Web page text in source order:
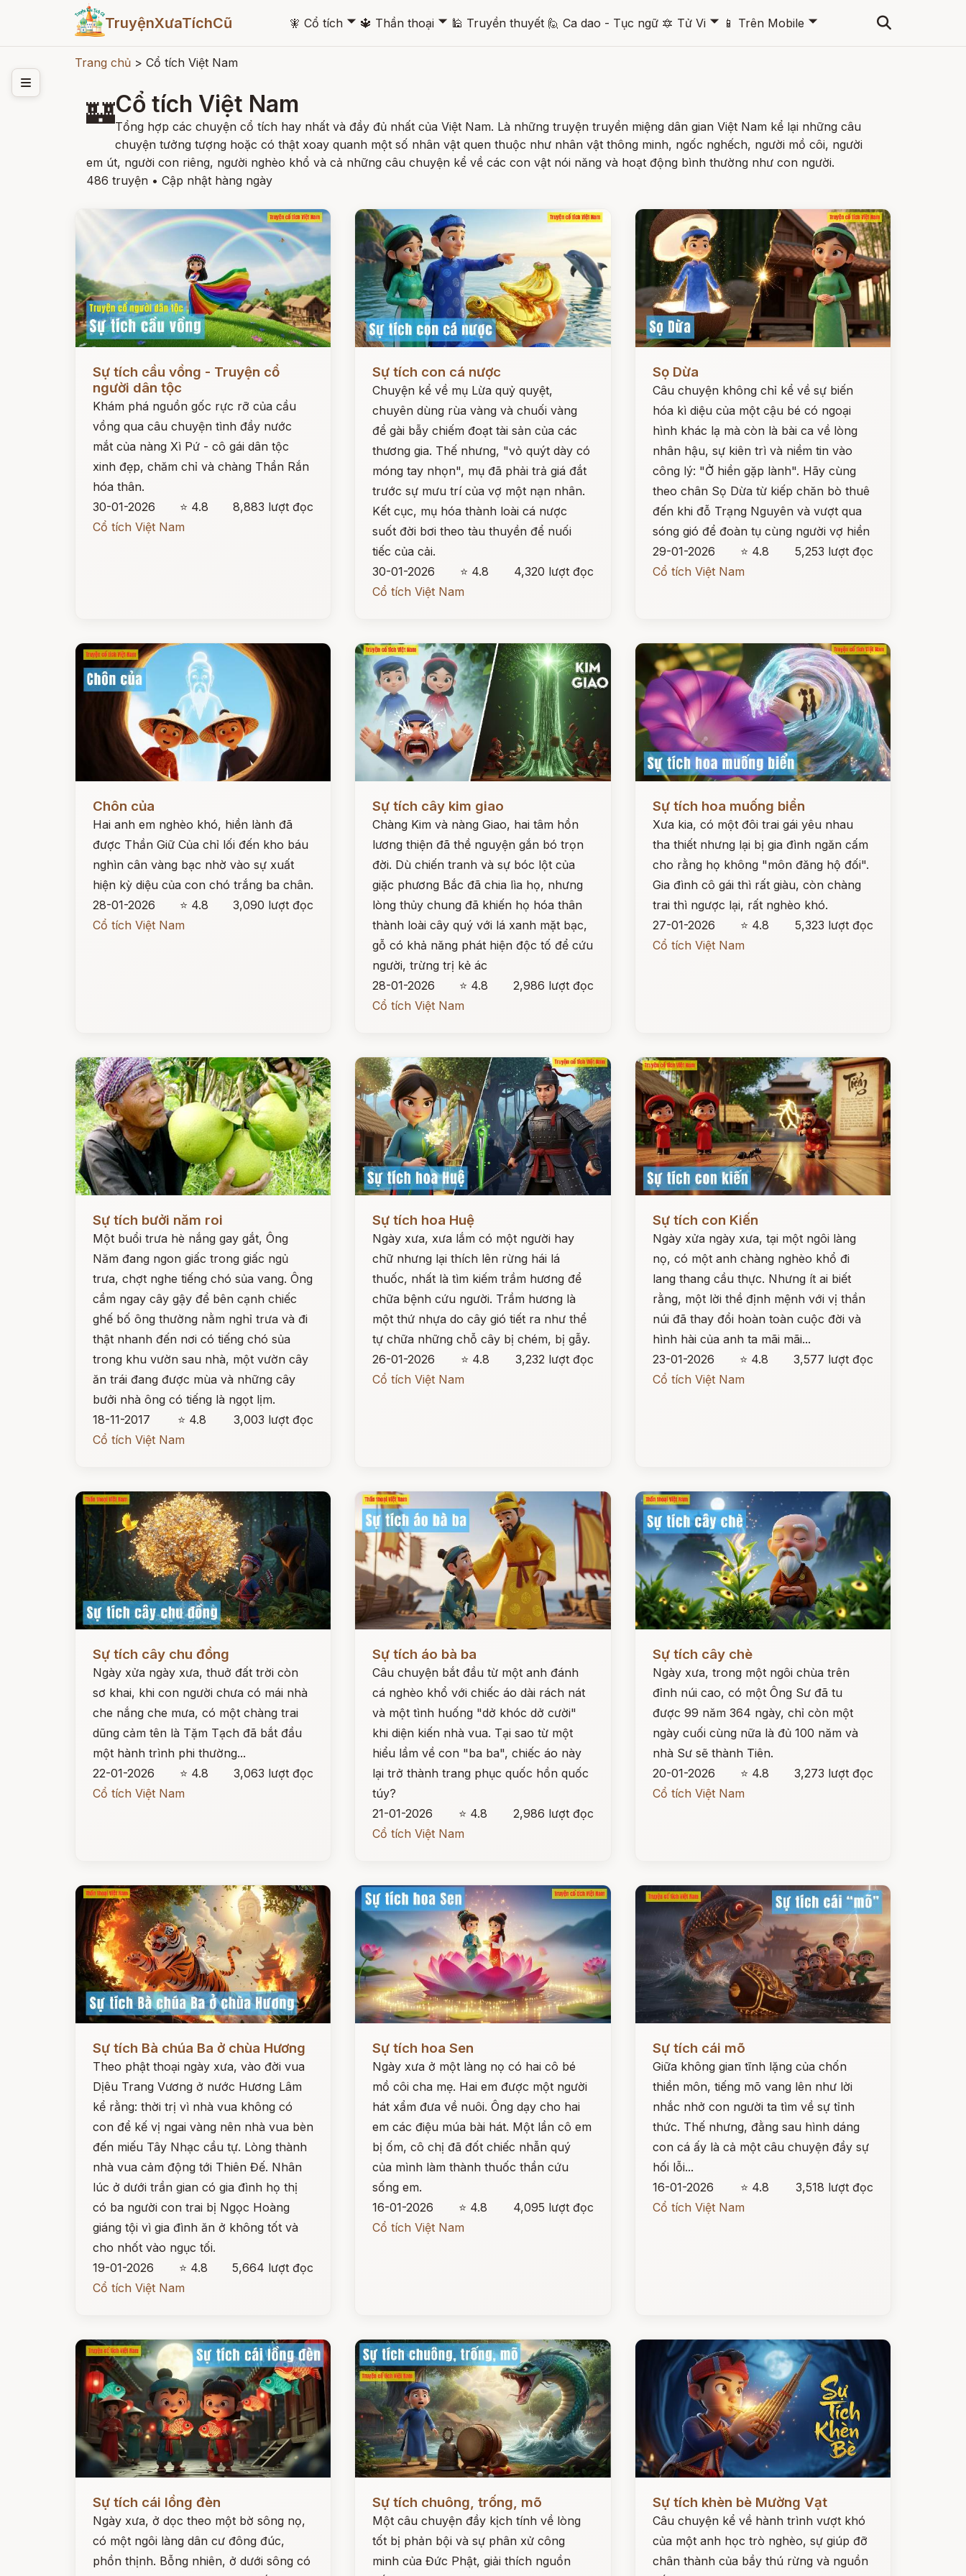
TruyệnXưaTíchCũ 🧚 Cổ tích 🞃 🔱 Thần thoại 🞃 🕌 Truyền thuyết 🙋 Ca dao - Tục ngữ 🔯 Tử Vi 🞃 📱 Trên Mobile 🞃
Trang chủ > Cổ tích Việt Nam
🏰Cổ tích Việt Nam
Tổng hợp các chuyện cổ tích hay nhất và đầy đủ nhất của Việt Nam. Là những truyện truyền miệng dân gian Việt Nam kể lại những câu
chuyện tưởng tượng hoặc có thật xoay quanh một số nhân vật quen thuộc như nhân vật thông minh, ngốc nghếch, người mồ côi, người
em út, người con riêng, người nghèo khổ và cả những câu chuyện kể về các con vật nói năng và hoạt động bình thường như con người.
486 truyện • Cập nhật hàng ngày
Sự tích cầu vồng - Truyện cổ
người dân tộc
Khám phá nguồn gốc rực rỡ của cầu
vồng qua câu chuyện tình đầy nước
mắt của nàng Xì Pứ - cô gái dân tộc
xinh đẹp, chăm chỉ và chàng Thần Rắn
hóa thân.
30-01-2026
⭐ 4.8
8,883 lượt đọc
Cổ tích Việt Nam
Sự tích con cá nược
Chuyện kể về mụ Lừa quỷ quyệt,
chuyên dùng rùa vàng và chuối vàng
để gài bẫy chiếm đoạt tài sản của các
thương gia. Thế nhưng, "vỏ quýt dày có
móng tay nhọn", mụ đã phải trả giá đắt
trước sự mưu trí của vợ một nạn nhân.
Kết cục, mụ hóa thành loài cá nược
suốt đời bơi theo tàu thuyền để nuối
tiếc của cải.
30-01-2026
⭐ 4.8
4,320 lượt đọc
Cổ tích Việt Nam
Sọ Dừa
Câu chuyện không chỉ kể về sự biến
hóa kì diệu của một cậu bé có ngoại
hình khác lạ mà còn là bài ca về lòng
nhân hậu, sự kiên trì và niềm tin vào
công lý: "Ở hiền gặp lành". Hãy cùng
theo chân Sọ Dừa từ kiếp chăn bò thuê
đến khi đỗ Trạng Nguyên và vượt qua
sóng gió để đoàn tụ cùng người vợ hiền
29-01-2026
⭐ 4.8
5,253 lượt đọc
Cổ tích Việt Nam
Chôn của
Hai anh em nghèo khó, hiền lành đã
được Thần Giữ Của chỉ lối đến kho báu
nghìn cân vàng bạc nhờ vào sự xuất
hiện kỳ diệu của con chó trắng ba chân.
28-01-2026
⭐ 4.8
3,090 lượt đọc
Cổ tích Việt Nam
Sự tích cây kim giao
Chàng Kim và nàng Giao, hai tâm hồn
lương thiện đã thề nguyện gắn bó trọn
đời. Dù chiến tranh và sự bóc lột của
giặc phương Bắc đã chia lìa họ, nhưng
lòng thủy chung đã khiến họ hóa thân
thành loài cây quý với lá xanh mặt bạc,
gỗ có khả năng phát hiện độc tố để cứu
người, trừng trị kẻ ác
28-01-2026
⭐ 4.8
2,986 lượt đọc
Cổ tích Việt Nam
Sự tích hoa muống biển
Xưa kia, có một đôi trai gái yêu nhau
tha thiết nhưng lại bị gia đình ngăn cấm
cho rằng họ không "môn đăng hộ đối".
Gia đình cô gái thì rất giàu, còn chàng
trai thì ngược lại, rất nghèo khó.
27-01-2026
⭐ 4.8
5,323 lượt đọc
Cổ tích Việt Nam
Sự tích bưởi năm roi
Một buổi trưa hè nắng gay gắt, Ông
Năm đang ngon giấc trong giấc ngủ
trưa, chợt nghe tiếng chó sủa vang. Ông
cầm ngay cây gậy để bên cạnh chiếc
ghế bố ông thường nằm nghỉ trưa và đi
thật nhanh đến nơi có tiếng chó sủa
trong khu vườn sau nhà, một vườn cây
ăn trái đang được mùa và những cây
bưởi nhà ông có tiếng là ngọt lịm.
18-11-2017
⭐ 4.8
3,003 lượt đọc
Cổ tích Việt Nam
Sự tích hoa Huệ
Ngày xưa, xưa lắm có một người hay
chữ nhưng lại thích lên rừng hái lá
thuốc, nhất là tìm kiếm trầm hương để
chữa bệnh cứu người. Trầm hương là
một thứ nhựa do cây gió tiết ra như thể
tự chữa những chỗ cây bị chém, bị gẫy.
26-01-2026
⭐ 4.8
3,232 lượt đọc
Cổ tích Việt Nam
Sự tích con Kiến
Ngày xửa ngày xưa, tại một ngôi làng
nọ, có một anh chàng nghèo khổ đi
lang thang cầu thực. Nhưng ít ai biết
rằng, một lời thề định mệnh với vị thần
núi đã thay đổi hoàn toàn cuộc đời và
hình hài của anh ta mãi mãi...
23-01-2026
⭐ 4.8
3,577 lượt đọc
Cổ tích Việt Nam
Sự tích cây chu đồng
Ngày xửa ngày xưa, thuở đất trời còn
sơ khai, khi con người chưa có mái nhà
che nắng che mưa, có một chàng trai
dũng cảm tên là Tặm Tạch đã bắt đầu
một hành trình phi thường...
22-01-2026
⭐ 4.8
3,063 lượt đọc
Cổ tích Việt Nam
Sự tích áo bà ba
Câu chuyện bắt đầu từ một anh đánh
cá nghèo khổ với chiếc áo dài rách nát
và một tình huống "dở khóc dở cười"
khi diện kiến nhà vua. Tại sao từ một
hiểu lầm về con "ba ba", chiếc áo này
lại trở thành trang phục quốc hồn quốc
túy?
21-01-2026
⭐ 4.8
2,986 lượt đọc
Cổ tích Việt Nam
Sự tích cây chè
Ngày xưa, trong một ngôi chùa trên
đỉnh núi cao, có một Ông Sư đã tu
được 99 năm 364 ngày, chỉ còn một
ngày cuối cùng nữa là đủ 100 năm và
nhà Sư sẽ thành Tiên.
20-01-2026
⭐ 4.8
3,273 lượt đọc
Cổ tích Việt Nam
Sự tích Bà chúa Ba ở chùa Hương
Theo phật thoại ngày xưa, vào đời vua
Dịêu Trang Vương ở nước Hương Lâm
kể rằng: thời trị vì nhà vua không có
con để kế vị ngai vàng nên nhà vua bèn
đến miếu Tây Nhạc cầu tự. Lòng thành
nhà vua cảm động tới Thiên Đế. Nhân
lúc ở dưới trần gian có gia đình họ thị
có ba người con trai bị Ngọc Hoàng
giáng tội vì gia đình ăn ở không tốt và
cho nhốt vào ngục tối.
19-01-2026
⭐ 4.8
5,664 lượt đọc
Cổ tích Việt Nam
Sự tích hoa Sen
Ngày xưa ở một làng nọ có hai cô bé
mồ côi cha mẹ. Hai em được một người
hát xẩm đưa về nuôi. Ông dạy cho hai
em các điệu múa bài hát. Một lần cô em
bị ốm, cô chị đã đốt chiếc nhẫn quý
của mình làm thành thuốc thần cứu
sống em.
16-01-2026
⭐ 4.8
4,095 lượt đọc
Cổ tích Việt Nam
Sự tích cái mõ
Giữa không gian tĩnh lặng của chốn
thiền môn, tiếng mõ vang lên như lời
nhắc nhở con người ta tìm về sự tỉnh
thức. Thế nhưng, đằng sau hình dáng
con cá ấy là cả một câu chuyện đầy sự
hối lỗi...
16-01-2026
⭐ 4.8
3,518 lượt đọc
Cổ tích Việt Nam
Sự tích cái lồng đèn
Ngày xưa, ở dọc theo một bờ sông nọ,
có một ngôi làng dân cư đông đúc,
phồn thịnh. Bỗng nhiên, ở dưới sông có
Sự tích chuông, trống, mõ
Một câu chuyện đầy kịch tính về lòng
tốt bị phản bội và sự phân xử công
minh của Đức Phật, giải thích nguồn
Sự tích khèn bè Mường Vạt
Câu chuyện kể về hành trình vượt khó
của một anh học trò nghèo, sự giúp đỡ
chân thành của bầy thú rừng và nguồn